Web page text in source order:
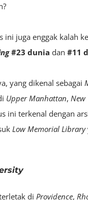
ini juga enggak kalah
#23 dunia dan #11
yang dikenal sebagai
Upper Manhattan, New
ini terkenal dengan
Low Memorial Library
di Providence,